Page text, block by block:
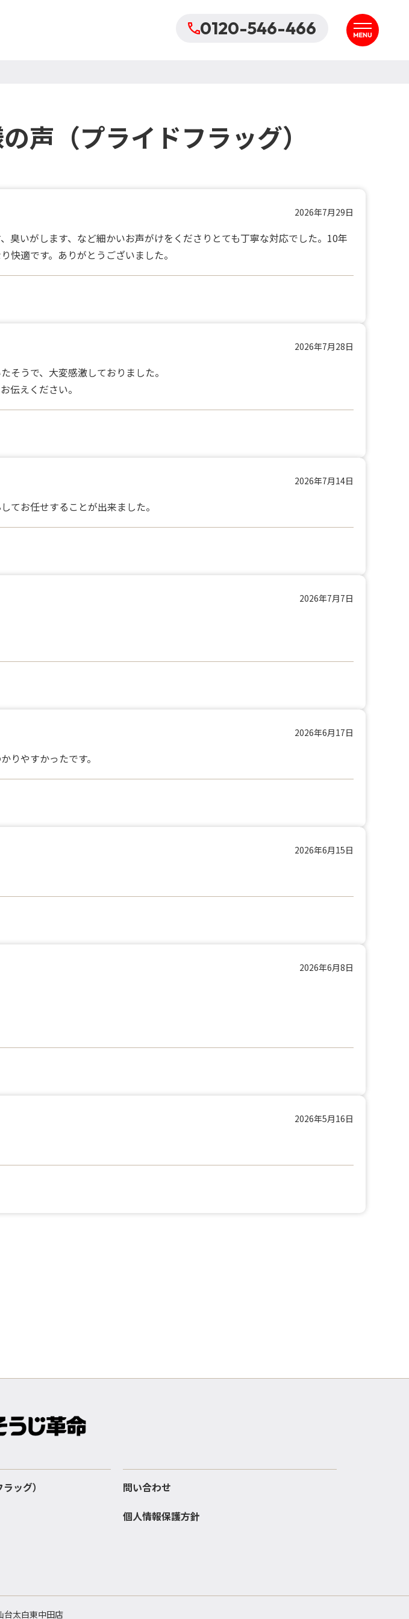
0120-546-466
声（プライドフラッグ）
2026年7月29日
いがします、など細かいお声がけをくださりとても丁寧な対応でした。10年
適です。ありがとうございました。
2026年7月28日
そうで、大変感激しておりました。
伝えください。
2026年7月14日
てお任せすることが出来ました。
2026年7月7日
2026年6月17日
りやすかったです。
2026年6月15日
2026年6月8日
2026年5月16日
ッグ）
問い合わせ
個人情報保護方針
台太白東中田店